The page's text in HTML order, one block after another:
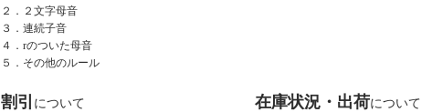
２．２文字母音
３．連続子音
４．rのついた母音
５．その他のルール
割引 について 在庫状況・出荷について